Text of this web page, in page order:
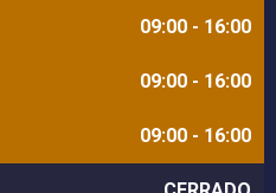
09:00 - 16:00
09:00 - 16:00
09:00 - 16:00